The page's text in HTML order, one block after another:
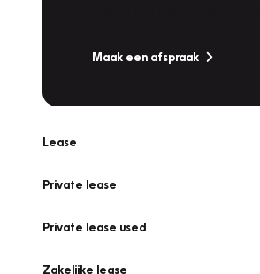
Maak een afspraak
Lease
Private lease
Private lease used
Zakelijke lease